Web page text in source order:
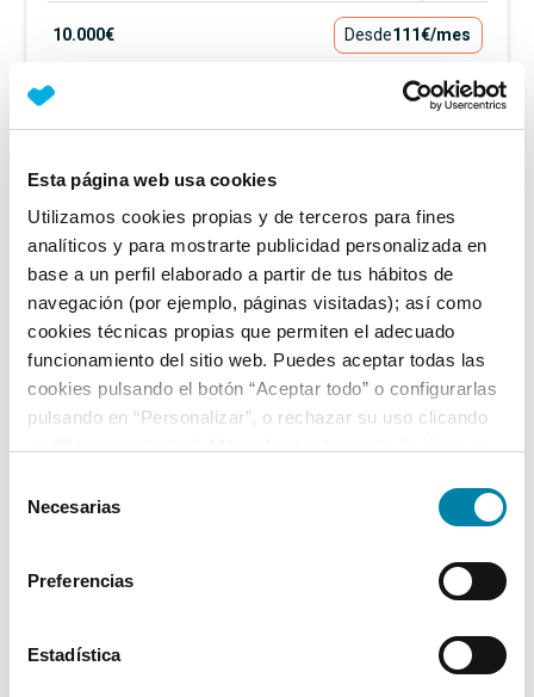
Esta página web usa cookies
Utilizamos cookies propias y de terceros para fines
analíticos y para mostrarte publicidad personalizada en
base a un perfil elaborado a partir de tus hábitos de
navegación (por ejemplo, páginas visitadas); así como
cookies técnicas propias que permiten el adecuado
funcionamiento del sitio web. Puedes aceptar todas las
cookies pulsando el botón “Aceptar todo” o configurarlas
pulsando en “Personalizar”, o rechazar su uso clicando
Necesarias
Preferencias
Estadística
10.000€ Desde111€/mes